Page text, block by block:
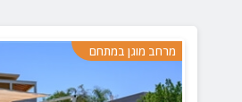
מרחב מוגן במתחם